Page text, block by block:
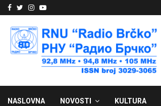
Facebook
Twitter
Instagram
Youtube
NASLOVNA NOVOSTI KULTURA